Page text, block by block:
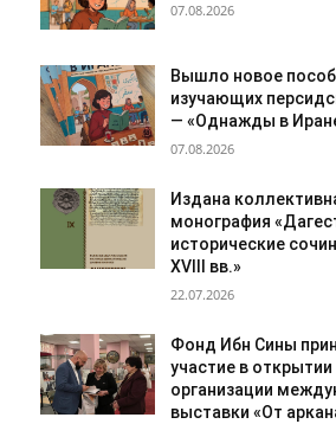
07.08.2026
Вышло новое
изучающих
— «Однажды в
07.08.2026
Издана
монография
исторические
XVIII вв.»
22.07.2026
Фонд Ибн Сины
участие в открытии
организации
выставки «От